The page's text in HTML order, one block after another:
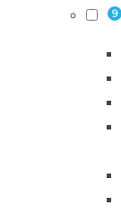
9